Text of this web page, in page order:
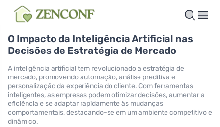
O Impacto da Inteligência Artificial nas
Decisões de Estratégia de Mercado
A inteligência artificial tem revolucionado a estratégia de
mercado, promovendo automação, análise preditiva e
personalização da experiência do cliente. Com ferramentas
inteligentes, as empresas podem otimizar decisões, aumentar a
eficiência e se adaptar rapidamente às mudanças
comportamentais, destacando-se em um ambiente competitivo e
dinâmico.